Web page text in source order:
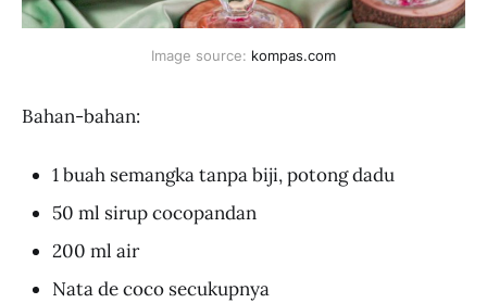
Image source: kompas.com
Bahan-bahan:
1 buah semangka tanpa biji, potong dadu
50 ml sirup cocopandan
200 ml air
Nata de coco secukupnya